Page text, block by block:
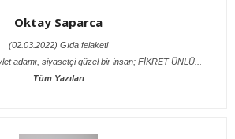
Oktay Saparca
(02.03.2022) Gıda felaketi
adamı, siyasetçi güzel bir insan; FİKRET ÜNLÜ...
Tüm Yazıları